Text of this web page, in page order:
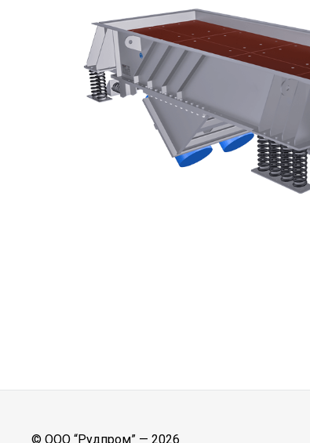
© ООО “Рудпром” — 2026